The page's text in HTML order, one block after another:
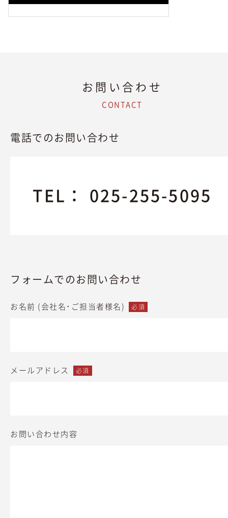
お問い合わせ
CONTACT
電話でのお問い合わせ
TEL： 025-255-5095
フォームでのお問い合わせ
お名前 (会社名･ご担当者様名) 必須
メールアドレス 必須
お問い合わせ内容